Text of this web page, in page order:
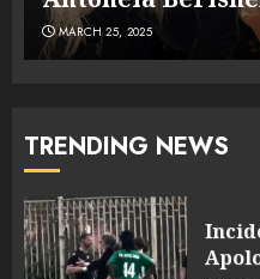
MARCH 25, 2025
TRENDING NEWS
1